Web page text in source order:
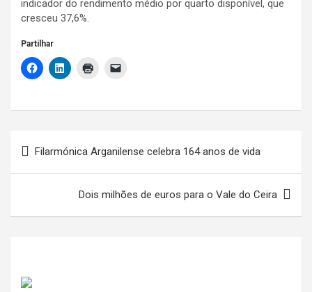
indicador do rendimento médio por quarto disponível, que
cresceu 37,6%.
Partilhar
Filarmónica Arganilense celebra 164 anos de vida
Dois milhões de euros para o Vale do Ceira